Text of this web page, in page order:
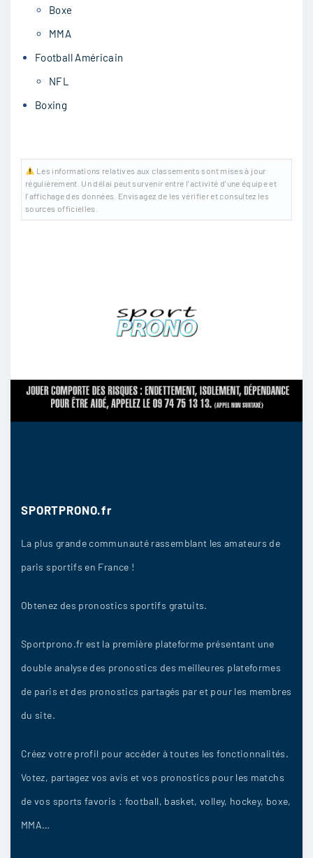
Boxe
MMA
Football Américain
NFL
Boxing
Les informations relatives aux classements sont mises à jour
régulièrement. Un délai peut survenir entre l’activité d’une équipe et
l’affichage des données. Envisagez de les vérifier et consultez les
sources officielles.
SPORTPRONO.fr
La plus grande communauté rassemblant les amateurs de
paris sportifs en France !
Obtenez des pronostics sportifs gratuits.
Sportprono.fr est la première plateforme présentant une
double analyse des pronostics des meilleures plateformes
de paris et des pronostics partagés par et pour les membres
du site.
Créez votre profil pour accéder à toutes les fonctionnalités.
Votez, partagez vos avis et vos pronostics pour les matchs
de vos sports favoris : football, basket, volley, hockey, boxe,
MMA…